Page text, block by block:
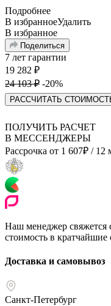
Подробнее
В избранноеУдалить
В избранное
Поделиться
7 лет гарантии
19 282 ₽
24 103₽ -20%
РАССЧИТАТЬ
ПОЛУЧИТЬ РАСЧЕТ
В МЕССЕНДЖЕРЫ
Рассрочка от 1 607₽ / 12
Наш менеджер
стоимость в кратчайшие
Доставка и самовывоз
Санкт-Петербург